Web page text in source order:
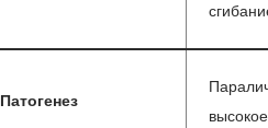
Патогенез